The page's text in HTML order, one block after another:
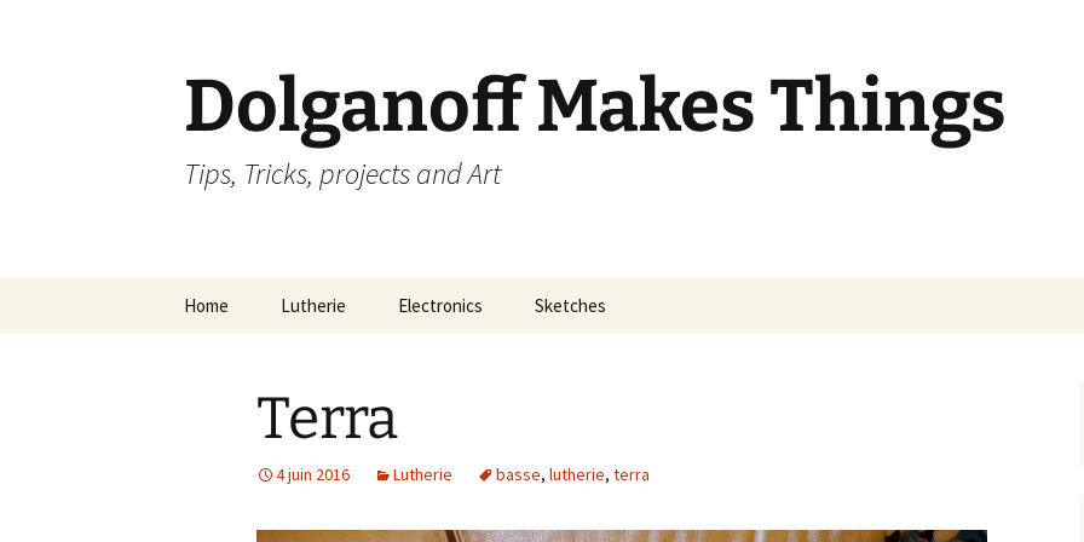
Dolganoff Makes Things
Tips, Tricks, projects and Art
Home Lutherie Electronics Sketches
Terra
4 juin 2016 Lutherie basse, lutherie, terra